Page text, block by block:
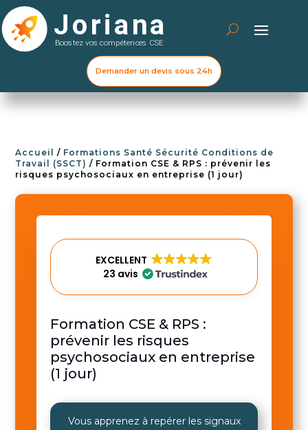
Demander un devis sous 24h
Accueil / Formations Santé Sécurité Conditions de
Travail (SSCT) / Formation CSE & RPS : prévenir les
risques psychosociaux en entreprise (1 jour)
EXCELLENT
23 avis
Formation CSE & RPS :
prévenir les risques
psychosociaux en entreprise
(1 jour)
Vous apprenez à repérer les signaux